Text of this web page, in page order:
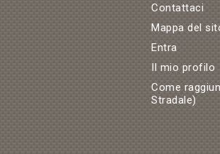
Contattaci
Mappa del
Entra
Il mio profilo
Come
Stradale)